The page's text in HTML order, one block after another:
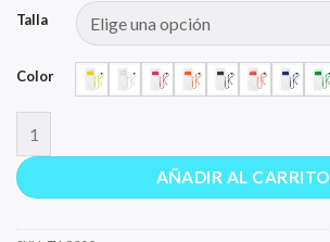
Talla
Color
AÑADIR AL CARRITO